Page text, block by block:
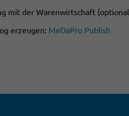
mit der Warenwirtschaft
erzeugen: MeDaPro Publish